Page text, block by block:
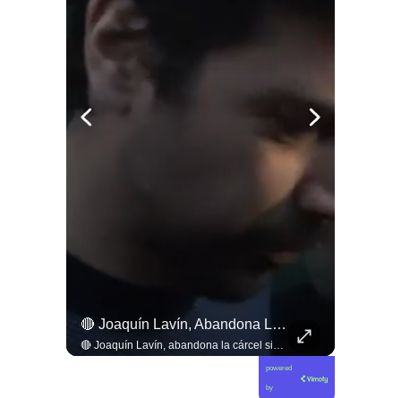
🔴 Joaquín Lavín, Abandona La Cárcel Sin Hacer Declaraciones
🔴 Joaquín Lavín, abandona la cárcel sin hacer declaraciones
powered
by